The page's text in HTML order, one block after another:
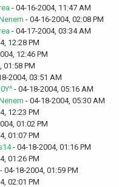
- 04-16-2004, 11:47 AM
- 04-16-2004, 02:08 PM
- 04-17-2004, 03:34 AM
12:28 PM
12:46 PM
01:58 PM
2004, 03:51 AM
- 04-18-2004, 05:16 AM
- 04-18-2004, 05:30 AM
12:23 PM
01:02 PM
01:07 PM
- 04-18-2004, 01:16 PM
01:26 PM
- 04-18-2004, 01:59 PM
02:01 PM